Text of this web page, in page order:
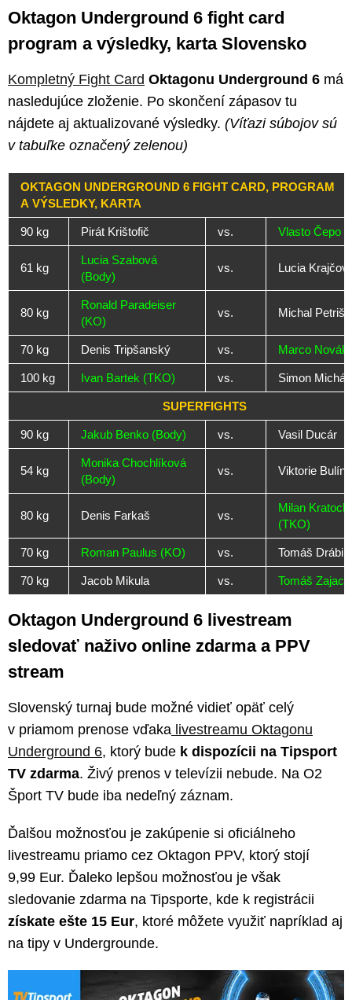
Oktagon Underground 6 fight card
program a výsledky, karta Slovensko
Kompletný Fight Card Oktagonu Underground 6 má
nasledujúce zloženie. Po skončení zápasov tu
nájdete aj aktualizované výsledky. (Víťazi súbojov sú
v tabuľke označený zelenou)
OKTAGON UNDERGROUND 6 FIGHT CARD, PROGRAM
A VÝSLEDKY, KARTA
90 kg Pirát Krištofič vs. Vlasto Čepo
61 kg
Lucia Szabová
(Body)
vs. Lucia
80 kg
Ronald Paradeiser
(KO)
vs. Michal Petriš
70 kg Denis Tripšanský vs. Marco Novák
100 kg Ivan Bartek (TKO) vs. Simon
SUPERFIGHTS
90 kg Jakub Benko (Body) vs. Vasil Ducár
54 kg
Monika Chochlíková
(Body)
vs. Viktorie
80 kg Denis Farkaš vs.
Milan
(TKO)
70 kg Roman Paulus (KO) vs. Tomáš Drábik
70 kg Jacob Mikula vs. Tomáš Zajac
Oktagon Underground 6 livestream
sledovať naživo online zdarma a PPV
stream
Slovenský turnaj bude možné vidieť opäť celý
v priamom prenose vďaka livestreamu Oktagonu
Underground 6, ktorý bude k dispozícii na Tipsport
TV zdarma. Živý prenos v televízii nebude. Na O2
Šport TV bude iba nedeľný záznam.
Ďalšou možnosťou je zakúpenie si oficiálneho
livestreamu priamo cez Oktagon PPV, ktorý stojí
9,99 Eur. Ďaleko lepšou možnosťou je však
sledovanie zdarma na Tipsporte, kde k registrácii
získate ešte 15 Eur, ktoré môžete využiť napríklad aj
na tipy v Undergrounde.